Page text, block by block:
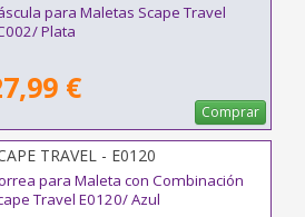
para Maletas Scape Travel
Plata
€
Comprar
TRAVEL - E0120
para Maleta con Combinación
Travel E0120/ Azul